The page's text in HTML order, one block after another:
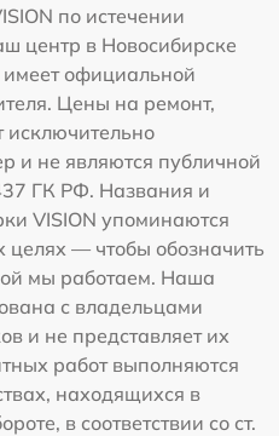
по истечении
центр в Новосибирске
имеет официальной
Цены на ремонт,
исключительно
и не являются публичной
ГК РФ. Названия и
VISION упоминаются
— чтобы обозначить
мы работаем. Наша
с владельцами
и не представляет их
работ выполняются
находящихся в
в соответствии со ст.